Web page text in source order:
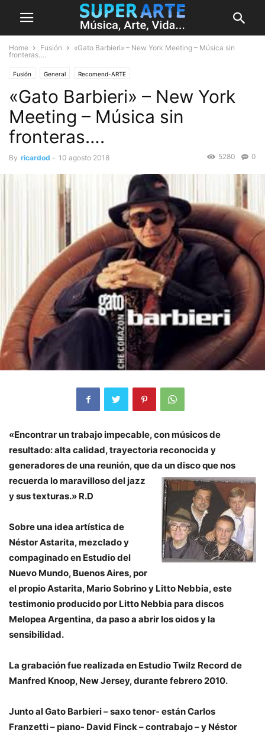
Home Fusión
«Gato Barbieri» – New York Meeting – Música sin
fronteras….
Fusión General Recomend-ARTE
«Gato Barbieri» – New York
Meeting – Música sin
fronteras….
By ricardod - 10 agosto 2018 0
5280
«Encontrar un trabajo impecable, con músicos de
resultado: alta calidad, trayectoria reconocida y
generadores de una reunión, que da un disco que nos
recuerda lo maravilloso del jazz
y sus texturas.» R.D
Sobre una idea artística de
Néstor Astarita, mezclado y
compaginado en Estudio del
Nuevo Mundo, Buenos Aires, por
el propio Astarita, Mario Sobrino y Litto Nebbia, este
testimonio producido por Litto Nebbia para discos
Melopea Argentina, da paso a abrir los oidos y la
sensibilidad.
La grabación fue realizada en Estudio Twilz Record de
Manfred Knoop, New Jersey, durante febrero 2010.
Junto al Gato Barbieri – saxo tenor- están Carlos
Franzetti – piano- David Finck – contrabajo – y Néstor